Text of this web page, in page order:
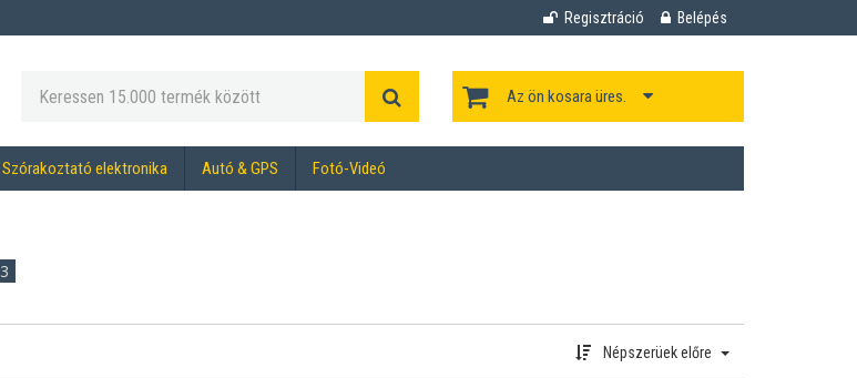
Regisztráció Belépés
Az ön kosara üres.
Szórakoztató elektronika Autó & GPS Fotó-Videó
3
Népszerüek előre